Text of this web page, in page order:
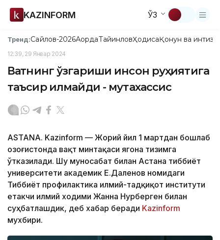
KAZINFORM ЎЗ
Тренд:Сайлов-2026АқордаТайинловҲодисаҚонун ва
12:39, 29 Январ 2024
Вақтнинг ўзгариши инсон руҳиятига
таъсир қилмайди - мутахассис
ASTANA. Kazinform — Жорий йил 1 мартдан бошлаб
Қозоғистонда вақт минтақаси ягона тизимга
ўтказилади. Шу муносабат билан Астана тиббиёт
университети академик Е.Даленов номидаги
Тиббиёт профилактика илмий-тадқиқот институти
етакчи илмий ходими Жанна Нурберген билан
суҳбатлашдик, деб хабар беради Kazinform
мухбири.